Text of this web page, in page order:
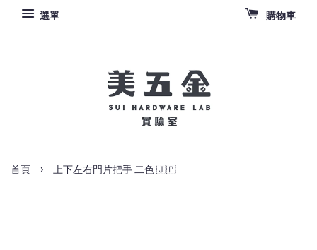
選單 購物車
首頁 › 上下左右門片把手 二色 🇯🇵